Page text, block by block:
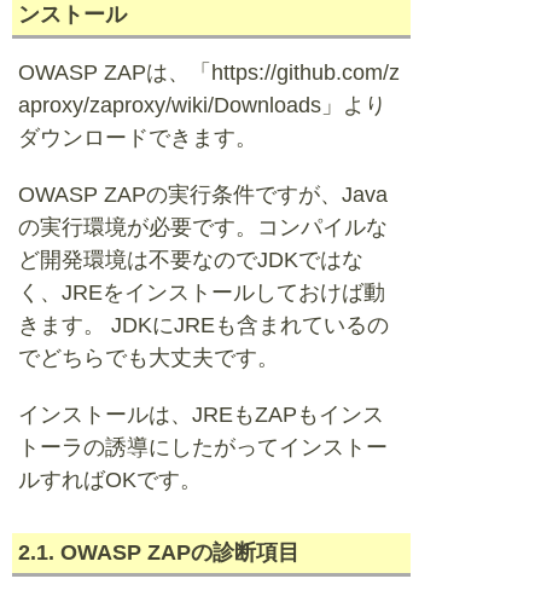
ンストール
OWASP ZAPは、「https://github.com/z
aproxy/zaproxy/wiki/Downloads」より
ダウンロードできます。
OWASP ZAPの実行条件ですが、Java
の実行環境が必要です。コンパイルな
ど開発環境は不要なのでJDKではな
く、JREをインストールしておけば動
きます。 JDKにJREも含まれているの
でどちらでも大丈夫です。
インストールは、JREもZAPもインス
トーラの誘導にしたがってインストー
ルすればOKです。
2.1. OWASP ZAPの診断項目